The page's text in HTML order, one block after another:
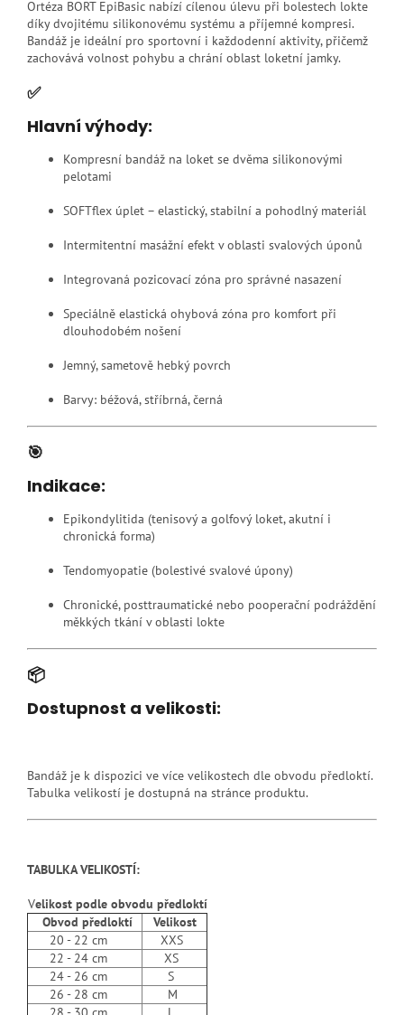
Ortéza BORT EpiBasic nabízí cílenou úlevu při bolestech lokte
díky dvojitému silikonovému systému a příjemné kompresi.
Bandáž je ideální pro sportovní i každodenní aktivity, přičemž
zachovává volnost pohybu a chrání oblast loketní jamky.
✅
Hlavní výhody:
Kompresní bandáž na loket se dvěma silikonovými
pelotami
SOFTflex úplet – elastický, stabilní a pohodlný materiál
Intermitentní masážní efekt v oblasti svalových úponů
Integrovaná pozicovací zóna pro správné nasazení
Speciálně elastická ohybová zóna pro komfort při
dlouhodobém nošení
Jemný, sametově hebký povrch
Barvy: béžová, stříbrná, černá
🎯
Indikace:
Epikondylitida (tenisový a golfový loket, akutní i
chronická forma)
Tendomyopatie (bolestivé svalové úpony)
Chronické, posttraumatické nebo pooperační podráždění
měkkých tkání v oblasti lokte
📦
Dostupnost a velikosti:
Bandáž je k dispozici ve více velikostech dle obvodu předloktí.
Tabulka velikostí je dostupná na stránce produktu.
TABULKA VELIKOSTÍ:
Velikost podle obvodu předloktí
Obvod předloktí
Velikost
20 - 22 cm
XXS
22 - 24 cm
XS
24 - 26 cm
S
26 - 28 cm
M